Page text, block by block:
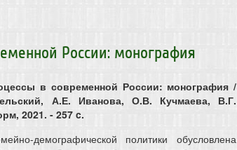
России: монография
в современной России: монография /
А.Е. Иванова, О.В. Кучмаева, В.Г.
2021. - 257 c.
демографической политики обусловлена